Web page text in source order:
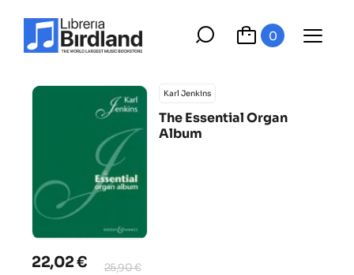
0
Karl Jenkins
The Essential Organ
Album
22,02 € 25,90 €